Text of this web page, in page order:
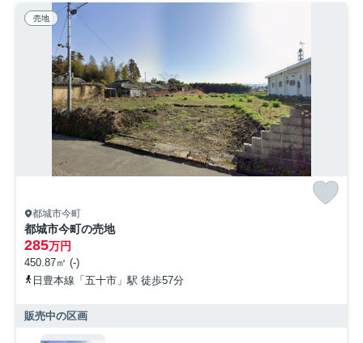
売地
都城市今町
都城市今町の売地
285万円
450.87㎡ (-)
日豊本線「五十市」駅 徒歩57分
販売中の区画